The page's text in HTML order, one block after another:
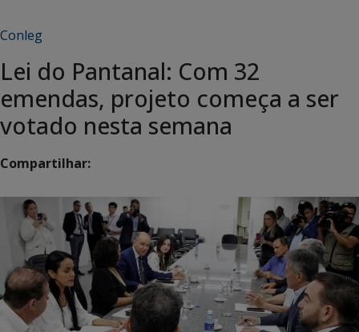
Conleg
Lei do Pantanal: Com 32
emendas, projeto começa a ser
votado nesta semana
Compartilhar: